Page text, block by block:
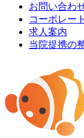
お問い合わ
コーポレー
求人案内
当院提携の